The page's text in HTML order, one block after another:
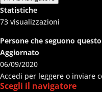
Statistiche
73 visualizzazioni
Persone che seguono
Aggiornato
06/09/2020
Accedi per leggere o inviare
Scegli il navigatore